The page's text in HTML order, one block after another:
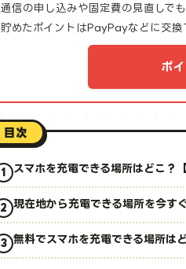
通信の申し込みや固定費の見直しで
貯めたポイントはPayPayなどに交換
ポ
目次
スマホを充電できる場所はどこ？【
現在地から充電できる場所を今す
無料でスマホを充電できる場所は